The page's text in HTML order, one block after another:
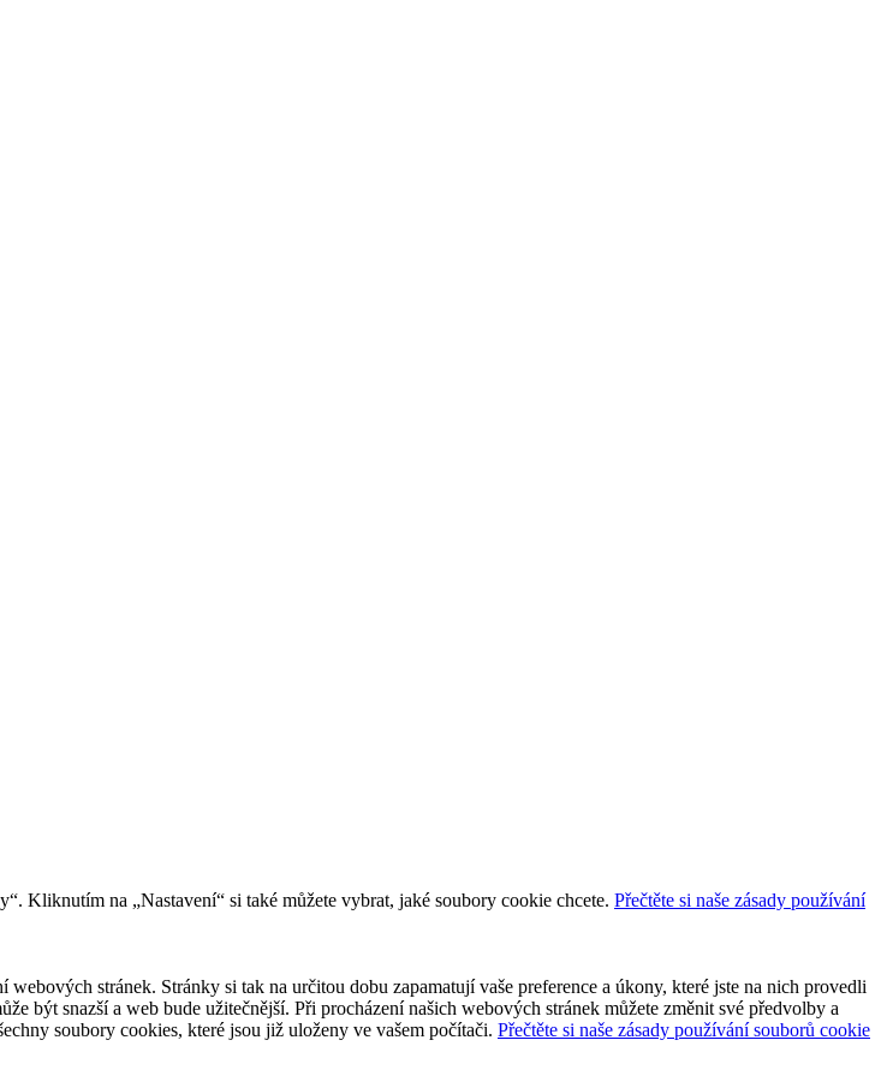
Kliknutím na „Nastavení“ si také můžete vybrat, jaké soubory cookie chcete. Přečtěte si naše zásady používání
stránek. Stránky si tak na určitou dobu zapamatují vaše preference a úkony, které jste na nich provedli
být snazší a web bude užitečnější. Při procházení našich webových stránek můžete změnit své předvolby a
soubory cookies, které jsou již uloženy ve vašem počítači. Přečtěte si naše zásady používání souborů cookie